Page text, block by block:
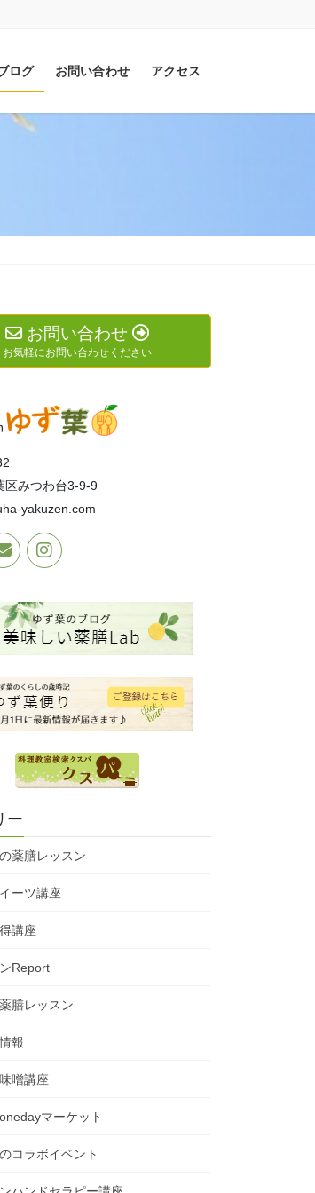
ログ お問い合わせ アクセス
お問い合わせ
お気軽にお問い合わせください
区みつわ台3-9-9
yakuzen.com
ー
薬膳レッスン
ーツ講座
講座
Report
膳レッスン
報
噌講座
マーケット
コラボイベント